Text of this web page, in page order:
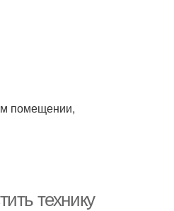
помещении,
технику